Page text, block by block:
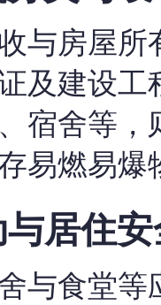
与房屋所
及建设工
宿舍等
易燃易
居住
与食堂